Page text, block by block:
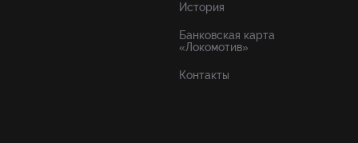
История
Банковская карта
«Локомотив»
Контакты